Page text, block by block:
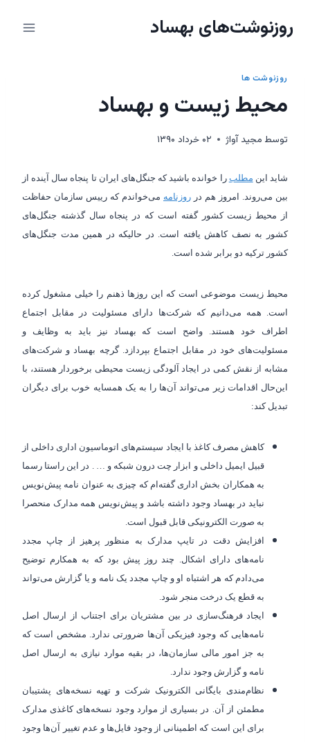
روزنوشت‌های بهساد
روزنوشت ها
محیط زیست و بهساد
توسط مجيد آواژ ۰۲ خرداد ۱۳۹۰
شاید این مطلب را خوانده باشید که جنگل‌های ایران تا پنجاه سال آینده از
بین می‌روند. امروز هم در روزنامه می‌خواندم که رییس سازمان حفاظت
از محیط زیست کشور گفته است که در پنجاه سال گذشته جنگل‌های
کشور به نصف کاهش یافته است. در حالیکه در همین مدت جنگل‌های
کشور ترکیه دو برابر شده است.
محیط زیست موضوعی است که این روزها ذهنم را خیلی مشغول کرده
است. همه می‌دانیم که شرکت‌ها دارای مسئولیت در مقابل اجتماع
اطراف خود هستند. واضح است که بهساد نیز باید به وظایف و
مسئولیت‌های خود در مقابل اجتماع بپردازد. گرچه بهساد و شرکت‌های
مشابه از نقش کمی در ایجاد آلودگی زیست محیطی برخوردار هستند، با
این‌حال اقدامات زیر می‌تواند آن‌ها را به یک همسایه خوب برای دیگران
تبدیل کند:
کاهش مصرف کاغذ با ایجاد سیستم‌ های اتوماسیون اداری داخلی از
قبیل ایمیل داخلی و ابزار چت درون شبکه و … . در این راستا رسما
به همکاران بخش اداری گفته‌ام که چیزی به عنوان نامه پیش‌نویس
نباید در بهساد وجود داشته باشد و پیش‌نویس همه مدارک منحصرا
به صورت الکترونیکی قابل قبول است.
افزایش دقت در تایپ مدارک به منظور پرهیز از چاپ مجدد
نامه‌های دارای اشکال. چند روز پیش بود که به همکارم توضیح
می‌دادم که هر اشتباه او و چاپ مجدد یک نامه و یا گزارش می‌تواند
به قطع یک درخت منجر شود.
ایجاد فرهنگ‌سازی در بین مشتریان برای اجتناب از ارسال اصل
نامه‌هایی که وجود فیزیکی آن‌ها ضرورتی ندارد. مشخص است که
به جز امور مالی سازمان‌ها، در بقیه موارد نیازی به ارسال اصل
نامه و گزارش وجود ندارد.
نظام‌مندی بایگانی الکترونیک شرکت و تهیه نسخه‌های پشتیبان
مطمئن از آن. در بسیاری از موارد وجود نسخه‌های کاغذی مدارک
برای این است که اطمینانی از وجود فایل‌ها و عدم تغییر آن‌ها وجود